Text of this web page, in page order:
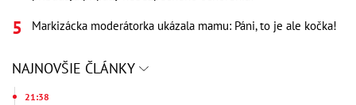
Markizácka moderátorka ukázala mamu: Páni, to je ale kočka!
NAJNOVŠIE ČLÁNKY
21:38